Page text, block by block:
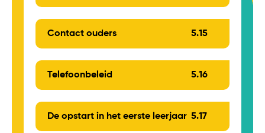
Contact ouders 5.15
Telefoonbeleid 5.16
De opstart in het eerste leerjaar 5.17